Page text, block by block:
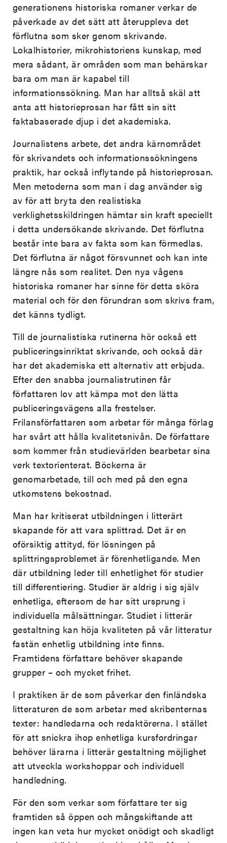
generationens historiska romaner verkar de
påverkade av det sätt att återuppleva det
förflutna som sker genom skrivande.
Lokalhistorier, mikrohistoriens kunskap, med
mera sådant, är områden som man behärskar
bara om man är kapabel till
informationssökning. Man har alltså skäl att
anta att historieprosan har fått sin sitt
faktabaserade djup i det akademiska.
Journalistens arbete, det andra kärnområdet
för skrivandets och informationssökningens
praktik, har också inflytande på historieprosan.
Men metoderna som man i dag använder sig
av för att bryta den realistiska
verklighetsskildringen hämtar sin kraft speciellt
i detta undersökande skrivande. Det förflutna
består inte bara av fakta som kan förmedlas.
Det förflutna är något försvunnet och kan inte
längre nås som realitet. Den nya vågens
historiska romaner har sinne för detta sköra
material och för den förundran som skrivs fram,
det känns tydligt.
Till de journalistiska rutinerna hör också ett
publiceringsinriktat skrivande, och också där
har det akademiska ett alternativ att erbjuda.
Efter den snabba journalistrutinen får
författaren lov att kämpa mot den lätta
publiceringsvägens alla frestelser.
Frilansförfattaren som arbetar för många förlag
har svårt att hålla kvalitetsnivån. De författare
som kommer från studievärlden bearbetar sina
verk textorienterat. Böckerna är
genomarbetade, till och med på den egna
utkomstens bekostnad.
Man har kritiserat utbildningen i litterärt
skapande för att vara splittrad. Det är en
oförsiktig attityd, för lösningen på
splittringsproblemet är förenhetligande. Men
där utbildning leder till enhetlighet för studier
till differentiering. Studier är aldrig i sig själv
enhetliga, eftersom de har sitt ursprung i
individuella målsättningar. Studiet i litterär
gestaltning kan höja kvaliteten på vår litteratur
fastän enhetlig utbildning inte finns.
Framtidens författare behöver skapande
grupper – och mycket frihet.
I praktiken är de som påverkar den finländska
litteraturen de som arbetar med skribenternas
texter: handledarna och redaktörerna. I stället
för att snickra ihop enhetliga kursfordringar
behöver lärarna i litterär gestaltning möjlighet
att utveckla workshoppar och individuell
handledning.
För den som verkar som författare ter sig
framtiden så öppen och mångskiftande att
ingen kan veta hur mycket onödigt och skadligt